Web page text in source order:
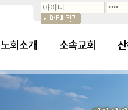
노회소개 소속교회